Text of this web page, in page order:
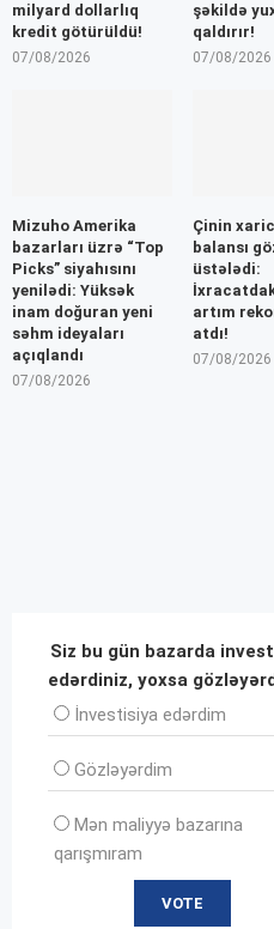
milyard dollarlıq
kredit götürüldü!
07/08/2026
şəkildə
qaldırır!
07/08/2026
Mizuho Amerika
bazarları üzrə “Top
Picks” siyahısını
yenilədi: Yüksək
inam doğuran yeni
səhm ideyaları
açıqlandı
07/08/2026
Çinin
balansı
üstələdi:
artım
atdı!
07/08/2026
Siz bu gün bazarda
edərdiniz, yoxsa
İnvеstisiya edərdim
Gözləyərdim
Mən maliyyə bazarına
qarışmıram